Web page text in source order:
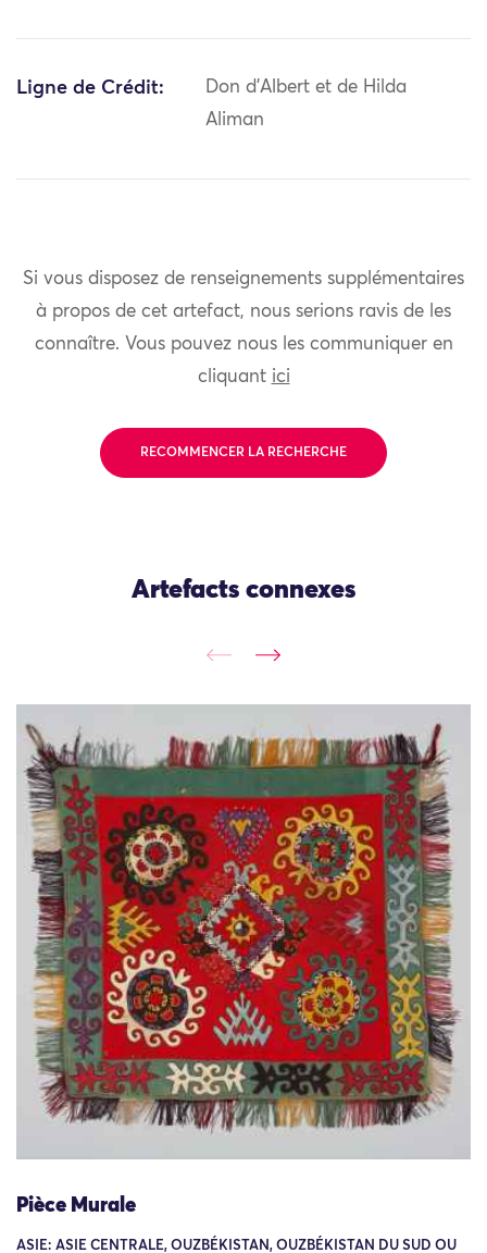
Ligne de Crédit:
Don d'Albert et de Hilda
Aliman
Si vous disposez de renseignements supplémentaires
à propos de cet artefact, nous serions ravis de les
connaître. Vous pouvez nous les communiquer en
cliquant ici
RECOMMENCER LA RECHERCHE
Artefacts connexes
Pièce Murale
ASIE: ASIE CENTRALE, OUZBÉKISTAN, OUZBÉKISTAN DU SUD OU